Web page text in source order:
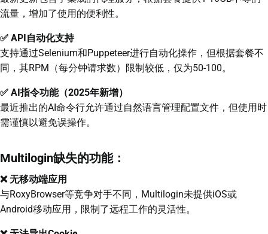
流量，增加了使用的便利性。
✅ API自动化支持
支持通过Selenium和Puppeteer进行自动化操作，但根据套餐不
同，其RPM（每分钟请求数）限制较低，仅为50-100。
✅ AI指令功能（2025年新增）
最近推出的AI命令行允许通过自然语言管理配置文件，但使用时
需谨慎以避免误操作。
Multilogin缺失的功能：
❌ 无移动端应用
与RoxyBrowser等竞争对手不同，Multilogin未提供iOS或
Android移动应用，限制了远程工作的灵活性。